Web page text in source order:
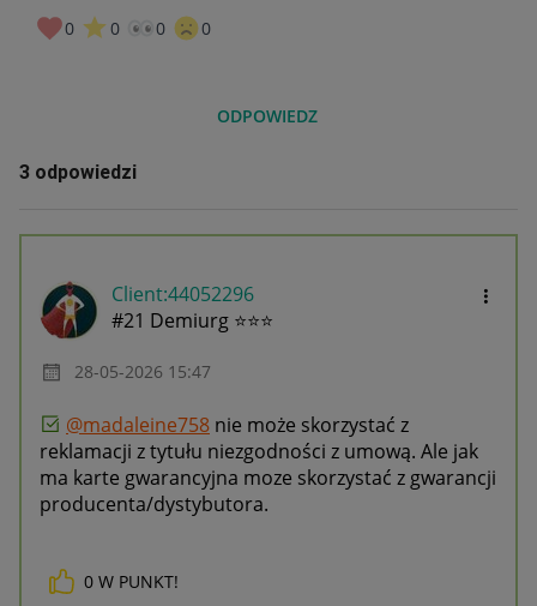
0 0 0 0
ODPOWIEDZ
3 odpowiedzi
Client:44052296
#21 Demiurg ⭐⭐⭐
‎28-05-2026 15:47
@madaleine758 nie może skorzystać z
reklamacji z tytułu niezgodności z umową. Ale jak
ma karte gwarancyjna moze skorzystać z gwarancji
producenta/dystybutora.
0 W PUNKT!